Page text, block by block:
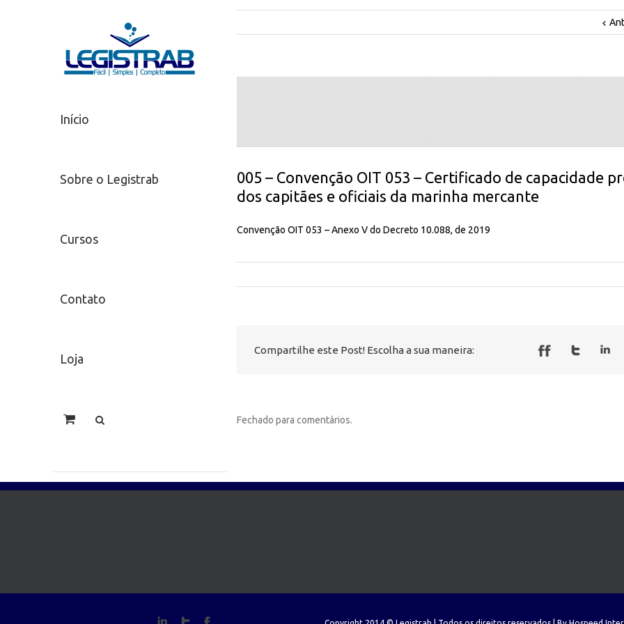
Início
Sobre o Legistrab
Cursos
Contato
Loja
005 – Convenção OIT 053 – Certificado de capacidade
dos capitães e oficiais da marinha mercante
Convenção OIT 053 – Anexo V do Decreto 10.088, de 2019
Compartilhe este Post! Escolha a sua maneira:
Fechado para comentários.